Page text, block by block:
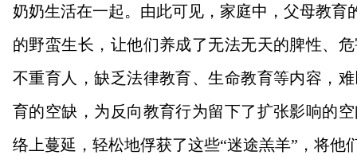
奶奶生活在一起。由此可见，家庭中，父母教
的野蛮生长，让他们养成了无法无天的脾性、
不重育人，缺乏法律教育、生命教育等内容，
育的空缺，为反向教育行为留下了扩张影响的
络上蔓延，轻松地俘获了这些“迷途羔羊”，将